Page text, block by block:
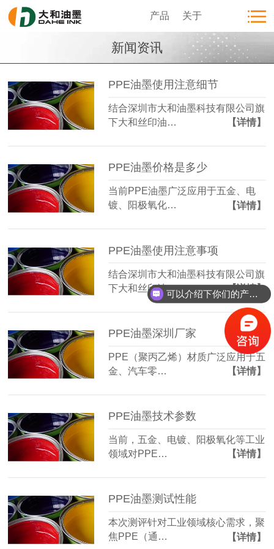
产品 关于
新闻资讯
PPE油墨使用注意细节
结合深圳市大和油墨科技有限公司旗
下大和丝印油…
【详情】
PPE油墨价格是多少
当前PPE油墨广泛应用于五金、电
镀、阳极氧化…
【详情】
PPE油墨使用注意事项
结合深圳市大和油墨科技有限公司旗
下大和丝印油…
【详情】
PPE油墨深圳厂家
PPE（聚丙乙烯）材质广泛应用于五
金、汽车零…
【详情】
PPE油墨技术参数
当前，五金、电镀、阳极氧化等工业
领域对PPE…
【详情】
PPE油墨测试性能
本次测评针对工业领域核心需求，聚
焦PPE（通…
【详情】
可以介绍下你们的产品么？